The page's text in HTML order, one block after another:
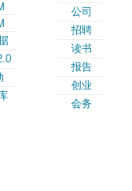
公司
招聘
读书
报告
创业
会务